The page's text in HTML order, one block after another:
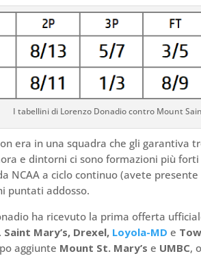
I tabellini di Lorenzo Donadio contro Mount
era in una squadra che gli garantiva
e dintorni ci sono formazioni più
NCAA a ciclo continuo (avete presente
puntati addosso.
ha ricevuto la prima offerta
Saint Mary’s, Drexel, Loyola-MD e
aggiunte Mount St. Mary’se UMBC,